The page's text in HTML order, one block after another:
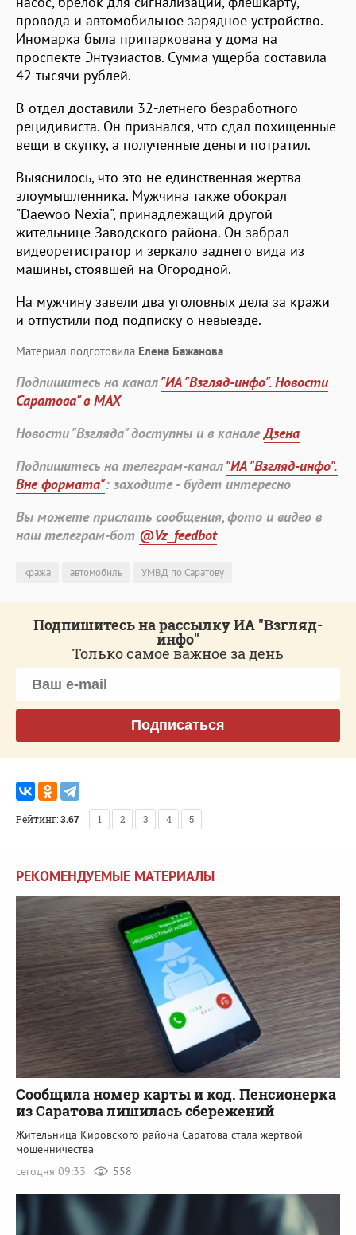
провода и автомобильное зарядное устройство.
Иномарка была припаркована у дома на
проспекте Энтузиастов. Сумма ущерба составила
42 тысячи рублей.
В отдел доставили 32-летнего безработного
рецидивиста. Он признался, что сдал похищенные
вещи в скупку, а полученные деньги потратил.
Выяснилось, что это не единственная жертва
злоумышленника. Мужчина также обокрал
"Daewoo Nexia", принадлежащий другой
жительнице Заводского района. Он забрал
видеорегистратор и зеркало заднего вида из
машины, стоявшей на Огородной.
На мужчину завели два уголовных дела за кражи
и отпустили под подписку о невыезде.
Материал подготовила Елена Бажанова
Подпишитесь на канал"ИА "Взгляд-инфо". Новости
Саратова" в MAX
Новости "Взгляда" доступны и в каналеДзена
Подпишитесь на телеграм-канал"ИА "Взгляд-инфо".
Вне формата": заходите - будет интересно
Вы можете прислать сообщения, фото и видео в
наш телеграм-бот @Vz_feedbot
кража автомобиль УМВД по Саратову
Подпишитесь на рассылку ИА "Взгляд-
инфо"
Только самое важное за день
Подписаться
Рейтинг:3.67 1 2 3 4 5
РЕКОМЕНДУЕМЫЕ МАТЕРИАЛЫ
Сообщила номер карты и код. Пенсионерка
из Саратова лишилась сбережений
Жительница Кировского района Саратова стала жертвой
мошенничества
сегодня 09:33
558